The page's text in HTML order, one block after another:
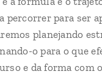
percorrer para ser
planejando
o para o que
e da forma com